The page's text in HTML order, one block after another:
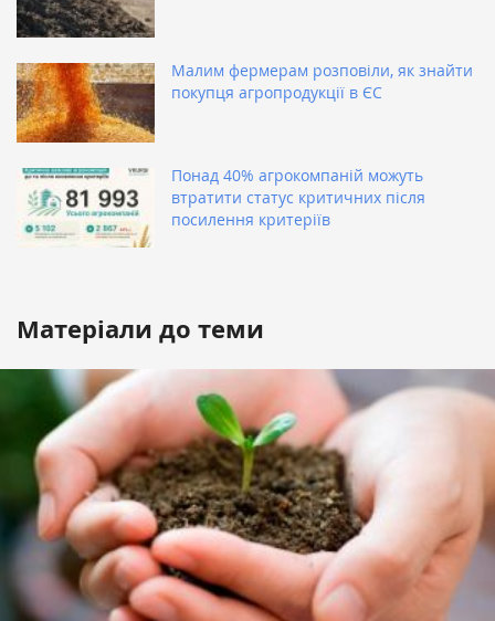
Малим фермерам розповіли, як знайти
покупця агропродукції в ЄС
Понад 40% агрокомпаній можуть
втратити статус критичних після
посилення критеріїв
Матеріали до теми